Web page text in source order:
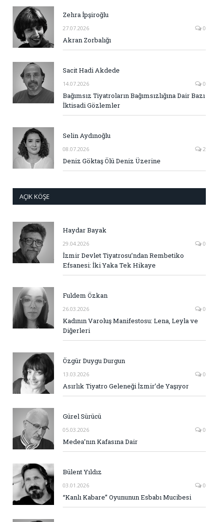
Zehra İpşiroğlu
27.07.2026 0
Akran Zorbalığı
Sacit Hadi Akdede
14.07.2026 0
Bağımsız Tiyatroların Bağımsızlığına Dair Bazı
İktisadi Gözlemler
Selin Aydınoğlu
08.07.2026 2
Deniz Göktaş Ölü Deniz Üzerine
AÇIK KÖŞE
Haydar Bayak
29.04.2026 0
İzmir Devlet Tiyatrosu’ndan Rembetiko
Efsanesi: İki Yaka Tek Hikaye
Fuldem Özkan
26.03.2026 0
Kadının Varoluş Manifestosu: Lena, Leyla ve
Diğerleri
Özgür Duygu Durgun
13.03.2026 0
Asırlık Tiyatro Geleneği İzmir’de Yaşıyor
Gürel Sürücü
05.03.2026 0
Medea’nın Kafasına Dair
Bülent Yıldız
03.01.2026 0
“Kanlı Kabare” Oyununun Esbabı Mucibesi